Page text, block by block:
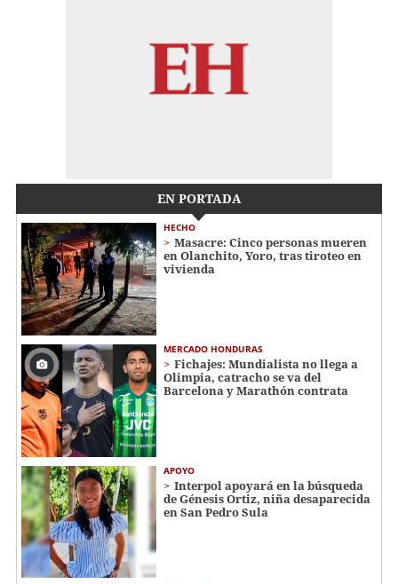
EN PORTADA
HECHO
Masacre: Cinco personas mueren
en Olanchito, Yoro, tras tiroteo en
vivienda
MERCADO HONDURAS
Fichajes: Mundialista no llega a
Olimpia, catracho se va del
Barcelona y Marathón contrata
APOYO
Interpol apoyará en la búsqueda
de Génesis Ortiz, niña desaparecida
en San Pedro Sula